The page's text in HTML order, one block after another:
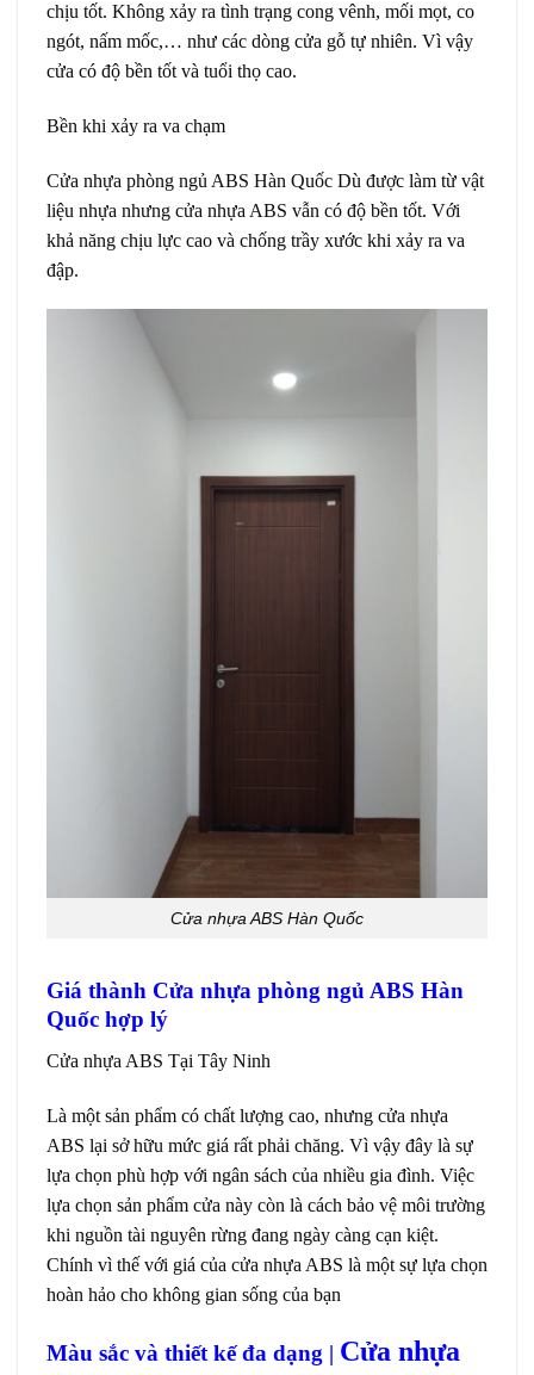
chịu tốt. Không xảy ra tình trạng cong vênh, mối mọt, co
ngót, nấm mốc,… như các dòng cửa gỗ tự nhiên. Vì vậy
cửa có độ bền tốt và tuổi thọ cao.
Bền khi xảy ra va chạm
Cửa nhựa phòng ngủ ABS Hàn Quốc Dù được làm từ vật
liệu nhựa nhưng cửa nhựa ABS vẫn có độ bền tốt. Với
khả năng chịu lực cao và chống trầy xước khi xảy ra va
đập.
Cửa nhựa ABS Hàn Quốc
Giá thành Cửa nhựa phòng ngủ ABS Hàn
Quốc hợp lý
Cửa nhựa ABS Tại Tây Ninh
Là một sản phẩm có chất lượng cao, nhưng cửa nhựa
ABS lại sở hữu mức giá rất phải chăng. Vì vậy đây là sự
lựa chọn phù hợp với ngân sách của nhiều gia đình. Việc
lựa chọn sản phẩm cửa này còn là cách bảo vệ môi trường
khi nguồn tài nguyên rừng đang ngày càng cạn kiệt.
Chính vì thế với giá của cửa nhựa ABS là một sự lựa chọn
hoàn hảo cho không gian sống của bạn
Màu sắc và thiết kế đa dạng | Cửa nhựa